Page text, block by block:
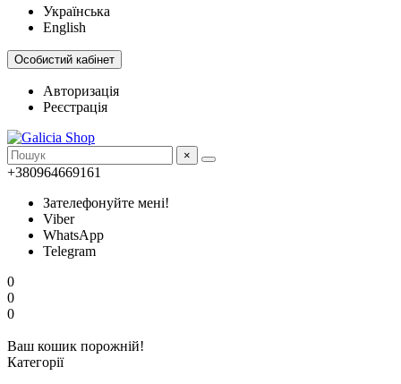
Українська
English
Особистий кабінет
Авторизація
Реєстрація
×
+380964669161
Зателефонуйте мені!
Viber
WhatsApp
Telegram
0
0
0
Ваш кошик порожній!
Категорії